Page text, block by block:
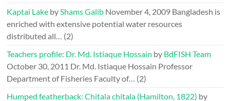
Kaptai Lake byShams Galib November 4, 2009 Bangladesh is
enriched with extensive potential water resources
distributed all… (2)
Teachers profile: Dr. Md. Istiaque Hossain by BdFISH Team
October 30, 2011 Dr. Md. Istiaque Hossain Professor
Department of Fisheries Faculty of… (2)
Humped featherback: Chitala chitala (Hamilton, 1822) by